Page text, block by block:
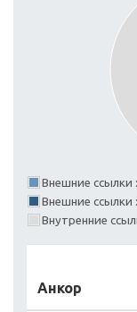
Внешние ссылки
Внешние ссылки
Внутренние
Анкор